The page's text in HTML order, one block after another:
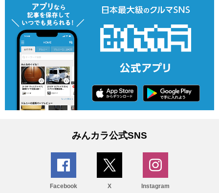
みんカラ公式SNS
Facebook X Instagram